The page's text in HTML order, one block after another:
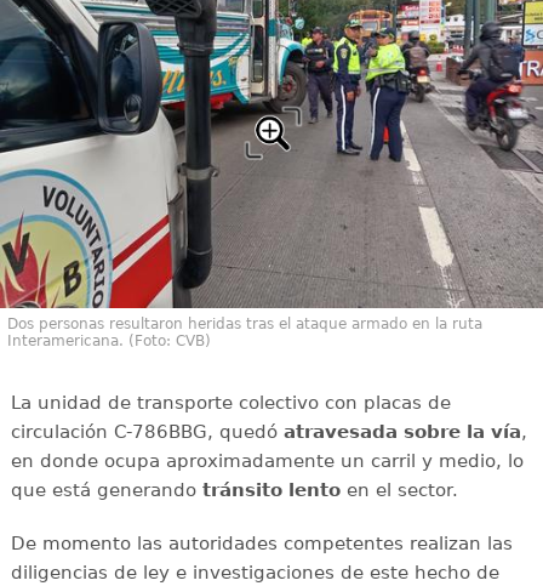
Dos personas resultaron heridas tras el ataque armado en la ruta
Interamericana. (Foto: CVB)
La unidad de transporte colectivo con placas de
circulación C-786BBG, quedó atravesada sobre la vía,
en donde ocupa aproximadamente un carril y medio, lo
que está generando tránsito lentoen el sector.
De momento las autoridades competentes realizan las
diligencias de ley e investigaciones de este hecho de